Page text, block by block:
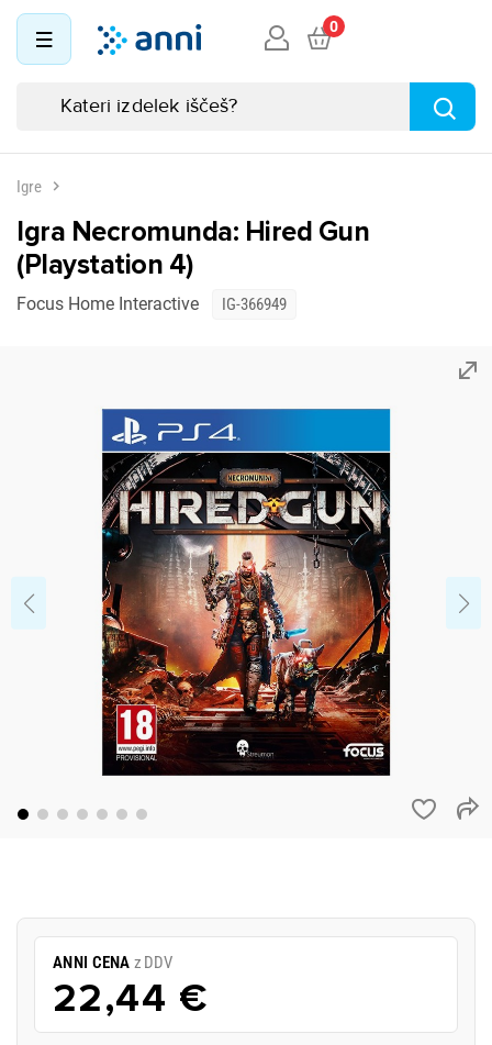
0
Igre
Igra Necromunda: Hired Gun
(Playstation 4)
Focus Home Interactive IG-366949
ANNI CENA z DDV
22,44 €